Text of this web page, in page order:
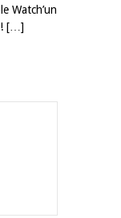
Watch’un
[…]